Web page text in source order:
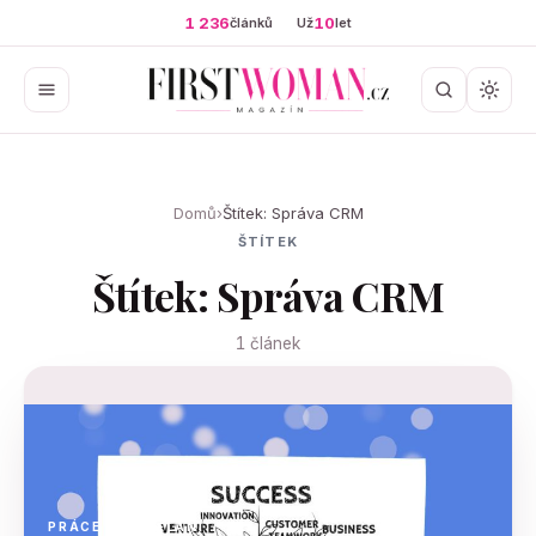
1 236článků Už10let
Domů›Štítek: Správa CRM
ŠTÍTEK
Štítek: Správa CRM
1 článek
PRÁCE A VZDĚLÁNÍ